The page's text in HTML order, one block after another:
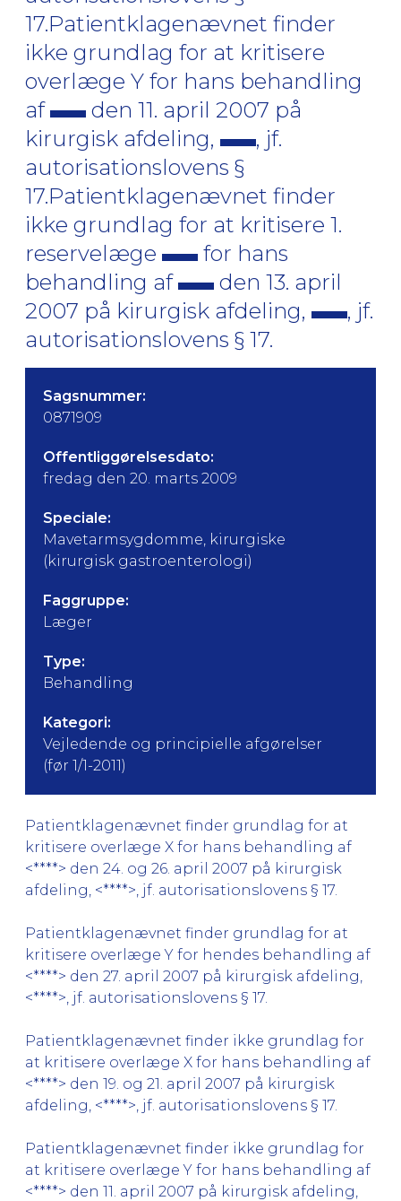
17.Patientklagenævnet finder
ikke grundlag for at kritisere
overlæge Y for hans behandling
af
den 11. april 2007 på
kirurgisk afdeling,
, jf.
autorisationslovens §
17.Patientklagenævnet finder
ikke grundlag for at kritisere 1.
reservelæge
for hans
behandling af
den 13. april
2007 på kirurgisk afdeling,
, jf.
autorisationslovens § 17.
Sagsnummer:
0871909
Offentliggørelsesdato:
fredag den 20. marts 2009
Speciale:
Mavetarmsygdomme, kirurgiske
(kirurgisk gastroenterologi)
Faggruppe:
Læger
Type:
Behandling
Kategori:
Vejledende og principielle afgørelser
(før 1/1-2011)
Patientklagenævnet finder grundlag for at
kritisere overlæge X for hans behandling af
<****> den 24. og 26. april 2007 på kirurgisk
afdeling, <****>, jf. autorisationslovens § 17.
Patientklagenævnet finder grundlag for at
kritisere overlæge Y for hendes behandling af
<****> den 27. april 2007 på kirurgisk afdeling,
<****>, jf. autorisationslovens § 17.
Patientklagenævnet finder ikke grundlag for
at kritisere overlæge X for hans behandling af
<****> den 19. og 21. april 2007 på kirurgisk
afdeling, <****>, jf. autorisationslovens § 17.
Patientklagenævnet finder ikke grundlag for
at kritisere overlæge Y for hans behandling af
<****> den 11. april 2007 på kirurgisk afdeling,